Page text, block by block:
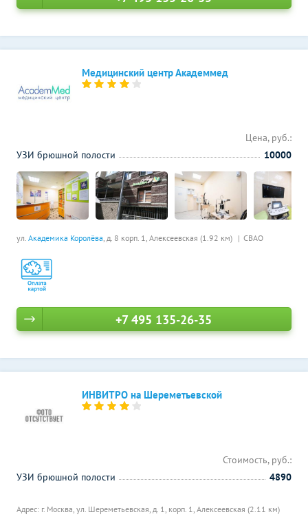
Медицинский центр Академмед
ул. Академика Королёва, д. 8 корп. 1, Алексеевская (1.92 км) СВАО
Цена, руб.:
УЗИ брюшной полости
10000
+7 495 135-26-35
ИНВИТРО на Шереметьевской
Адрес: г. Москва, ул. Шереметьевская, д. 1, корп. 1, Алексеевская (2.11 км)
Стоимость, руб.:
УЗИ брюшной полости
4890